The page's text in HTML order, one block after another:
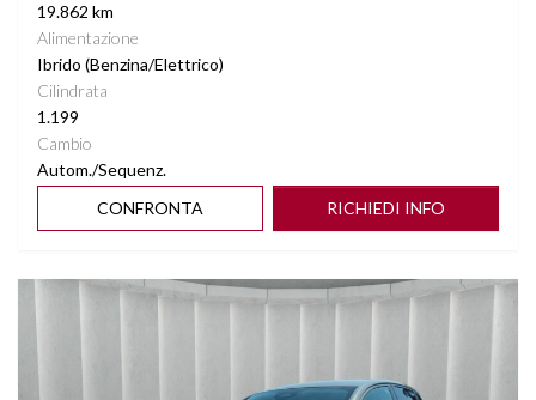
19.862 km
Alimentazione
Ibrido (Benzina/Elettrico)
Cilindrata
1.199
Cambio
Autom./Sequenz.
CONFRONTA
RICHIEDI INFO
Vedi dettagli